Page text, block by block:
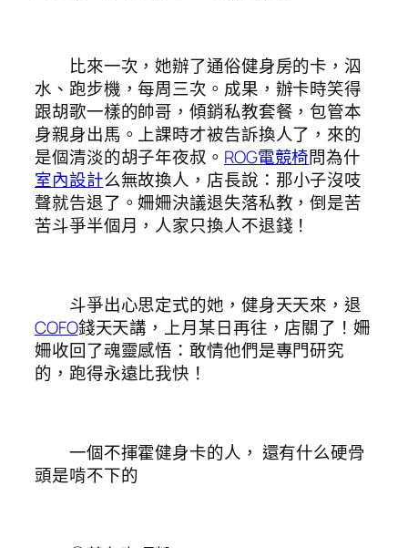
比來一次，她辦了通俗健身房的卡，泅
水、跑步機，每周三次。成果，辦卡時笑得
跟胡歌一樣的帥哥，傾銷私教套餐，包管本
身親身出馬。上課時才被告訴換人了，來的
是個清淡的胡子年夜叔。 ROG電競椅問為什
室內設計么無故換人，店長說：那小子沒吱
聲就告退了。姍姍決議退失落私教，倒是苦
苦斗爭半個月，人家只換人不退錢！
斗爭出心思定式的她，健身天天來，退
COFO錢天天講，上月某日再往，店關了！姍
姍收回了魂靈感悟：敢情他們是專門研究
的，跑得永遠比我快！
一個不揮霍健身卡的人， 還有什么硬骨
頭是啃不下的